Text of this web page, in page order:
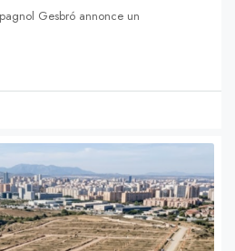
Gesbró annonce un